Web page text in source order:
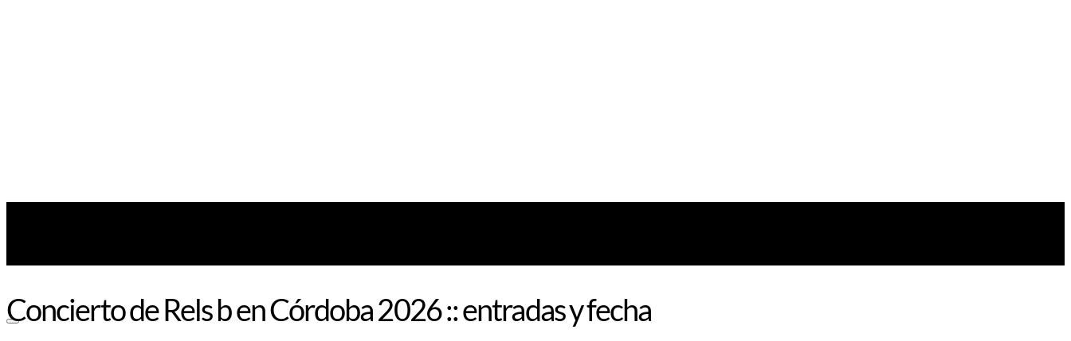
Concierto de Rels b en Córdoba 2026 :: entradas y fecha